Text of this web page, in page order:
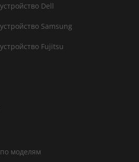
Dell
Samsung
Fujitsu
моделям